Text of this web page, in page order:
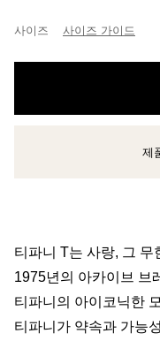
사이즈 사이즈 가이드
클라이언트 어드바이제
티파니 T는 사랑, 그
1975년의 아카이브 브
티파니의 아이코닉한
티파니가 약속과 가능